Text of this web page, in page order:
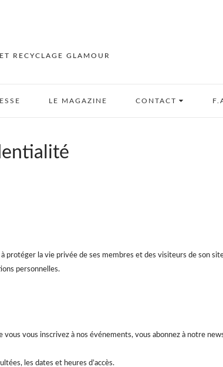
RECYCLAGE GLAMOUR
LE MAGAZINE CONTACT
protéger la vie privée de ses membres et des visiteurs de son
personnelles.
vous inscrivez à nos événements, vous abonnez à notre
les dates et heures d’accès.